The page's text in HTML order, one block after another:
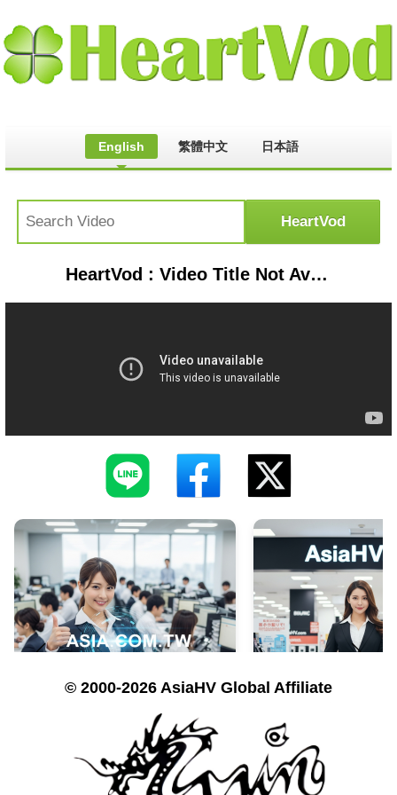
English 繁體中文 日本語
HeartVod : Video Title Not Available
© 2000-2026 AsiaHV Global Affiliate